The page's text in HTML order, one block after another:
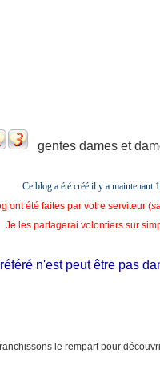
gentes dames et
Ce blog a été créé il y a maintenant
ont été faites par votre serviteur (
Je les partagerai volontiers sur
n'est peut être pas